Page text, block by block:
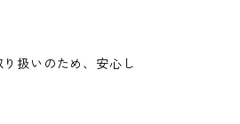
扱いのため、安心し